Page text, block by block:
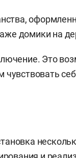
домики на
Это
чувствовать